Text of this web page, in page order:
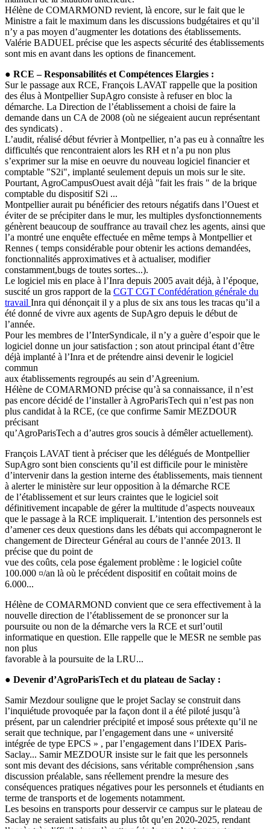
Hélène de COMARMOND revient, là encore, sur le fait que le
Ministre a fait le maximum dans les discussions budgétaires et qu’il
n’y a pas moyen d’augmenter les dotations des établissements.
Valérie BADUEL précise que les aspects sécurité des établissements
sont mis en avant dans les options de financement.
● RCE – Responsabilités et Compétences Elargies :
Sur le passage aux RCE, François LAVAT rappelle que la position
des élus à Montpellier SupAgro consiste à refuser en bloc la
démarche. La Direction de l’établissement a choisi de faire la
demande dans un CA de 2008 (où ne siégeaient aucun représentant
des syndicats) .
L’audit, réalisé début février à Montpellier, n’a pas eu à connaître les
difficultés que rencontraient alors les RH et n’a pu non plus
s’exprimer sur la mise en oeuvre du nouveau logiciel financier et
comptable "S2i", implanté seulement depuis un mois sur le site.
Pourtant, AgroCampusOuest avait déjà "fait les frais " de la brique
comptable du dispositif S2i ...
Montpellier aurait pu bénéficier des retours négatifs dans l’Ouest et
éviter de se précipiter dans le mur, les multiples dysfonctionnements
génèrent beaucoup de souffrance au travail chez les agents, ainsi que
l’a montré une enquête effectuée en même temps à Montpellier et
Rennes ( temps considérable pour obtenir les actions demandées,
fonctionnalités approximatives et à actualiser, modifier
constamment,bugs de toutes sortes...).
Le logiciel mis en place à l’Inra depuis 2005 avait déjà, à l’époque,
suscité un gros rapport de la CGT CGT Confédération générale du
travail Inra qui dénonçait il y a plus de six ans tous les tracas qu’il a
été donné de vivre aux agents de SupAgro depuis le début de
l’année.
Pour les membres de l’InterSyndicale, il n’y a guère d’espoir que le
logiciel donne un jour satisfaction ; son atout principal étant d’être
déjà implanté à l’Inra et de prétendre ainsi devenir le logiciel
commun
aux établissements regroupés au sein d’Agreenium.
Hélène de COMARMOND précise qu’à sa connaissance, il n’est
pas encore décidé de l’installer à AgroParisTech qui n’est pas non
plus candidat à la RCE, (ce que confirme Samir MEZDOUR
précisant
qu’AgroParisTech a d’autres gros soucis à démêler actuellement).
François LAVAT tient à préciser que les délégués de Montpellier
SupAgro sont bien conscients qu’il est difficile pour le ministère
d’intervenir dans la gestion interne des établissements, mais tiennent
à alerter le ministère sur leur opposition à la démarche RCE
de l’établissement et sur leurs craintes que le logiciel soit
définitivement incapable de gérer la multitude d’aspects nouveaux
que le passage à la RCE impliquerait. L’intention des personnels est
d’amener ces deux questions dans les débats qui accompagneront le
changement de Directeur Général au cours de l’année 2013. Il
précise que du point de
vue des coûts, cela pose également problème : le logiciel coûte
100.000 ¤/an là où le précédent dispositif en coûtait moins de
6.000...
Hélène de COMARMOND convient que ce sera effectivement à la
nouvelle direction de l’établissement de se prononcer sur la
poursuite ou non de la démarche vers la RCE et surl’outil
informatique en question. Elle rappelle que le MESR ne semble pas
non plus
favorable à la poursuite de la LRU...
● Devenir d’AgroParisTech et du plateau de Saclay :
Samir Mezdour souligne que le projet Saclay se construit dans
l’inquiétude provoquée par la façon dont il a été piloté jusqu’à
présent, par un calendrier précipité et imposé sous prétexte qu’il ne
serait que technique, par l’engagement dans une « université
intégrée de type EPCS » , par l’engagement dans l’IDEX Paris-
Saclay... Samir MEZDOUR insiste sur le fait que les personnels
sont mis devant des décisions, sans véritable compréhension ,sans
discussion préalable, sans réellement prendre la mesure des
conséquences pratiques négatives pour les personnels et étudiants en
terme de transports et de logements notamment.
Les besoins en transports pour desservir ce campus sur le plateau de
Saclay ne seraient satisfaits au plus tôt qu’en 2020-2025, rendant